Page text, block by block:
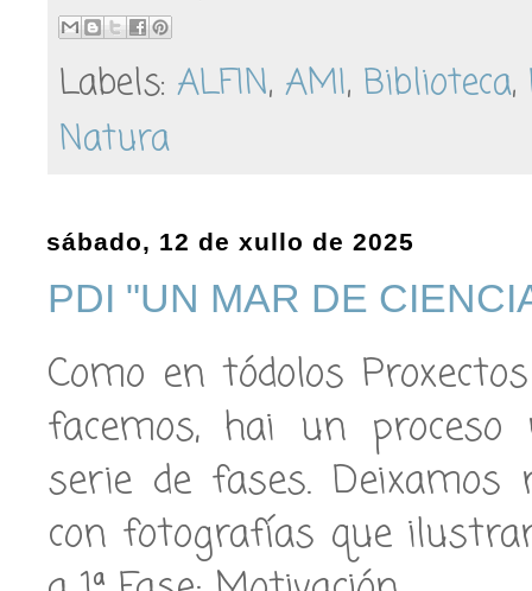
Labels: ALFIN, AMI, Biblioteca,
Natura
sábado, 12 de xullo de 2025
PDI "UN MAR DE
Como en tódolos
facemos, hai un proceso
serie de fases.
con fotografías que